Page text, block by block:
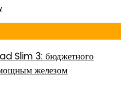
Slim 3: бюджетного
железом